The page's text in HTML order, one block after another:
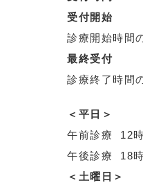
受付開始
診療開始時間
最終受付
診療終了時間
＜平日＞
午前診療 12
午後診療 18
＜土曜日＞